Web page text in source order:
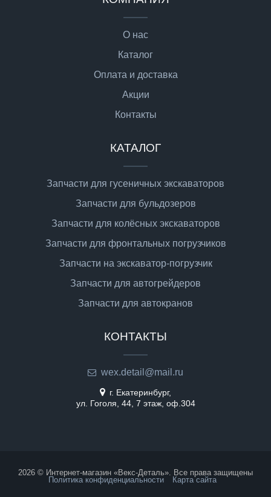
О нас
Каталог
Оплата и доставка
Акции
Контакты
КАТАЛОГ
Запчасти для гусеничных экскаваторов
Запчасти для бульдозеров
Запчасти для колёсных экскаваторов
Запчасти для фронтальных погрузчиков
Запчасти на экскаватор-погрузчик
Запчасти для автогрейдеров
Запчасти для автокранов
КОНТАКТЫ
wex.detail@mail.ru
г. Екатеринбург,
ул. Гоголя, 44, 7 этаж, оф.304
2026 © Интернет-магазин «Векс-Деталь». Все права защищены
Политика конфиденциальности
Карта сайта